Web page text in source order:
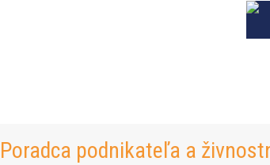
Poradca podnikateľa a